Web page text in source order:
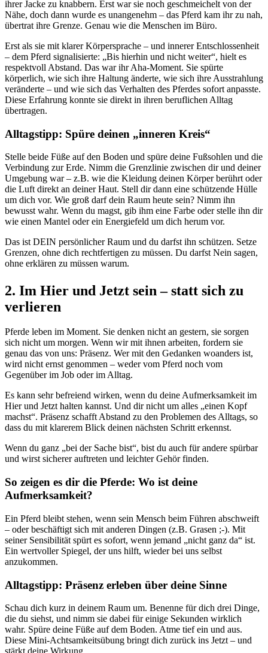
ihrer Jacke zu knabbern. Erst war sie noch geschmeichelt von der
Nähe, doch dann wurde es unangenehm – das Pferd kam ihr zu nah,
übertrat ihre Grenze. Genau wie die Menschen im Büro.
Erst als sie mit klarer Körpersprache – und innerer Entschlossenheit
– dem Pferd signalisierte: „Bis hierhin und nicht weiter“, hielt es
respektvoll Abstand. Das war ihr Aha-Moment. Sie spürte
körperlich, wie sich ihre Haltung änderte, wie sich ihre Ausstrahlung
veränderte – und wie sich das Verhalten des Pferdes sofort anpasste.
Diese Erfahrung konnte sie direkt in ihren beruflichen Alltag
übertragen.
Alltagstipp: Spüre deinen „inneren Kreis“
Stelle beide Füße auf den Boden und spüre deine Fußsohlen und die
Verbindung zur Erde. Nimm die Grenzlinie zwischen dir und deiner
Umgebung war – z.B. wie die Kleidung deinen Körper berührt oder
die Luft direkt an deiner Haut. Stell dir dann eine schützende Hülle
um dich vor. Wie groß darf dein Raum heute sein? Nimm ihn
bewusst wahr. Wenn du magst, gib ihm eine Farbe oder stelle ihn dir
wie einen Mantel oder ein Energiefeld um dich herum vor.
Das ist DEIN persönlicher Raum und du darfst ihn schützen. Setze
Grenzen, ohne dich rechtfertigen zu müssen. Du darfst Nein sagen,
ohne erklären zu müssen warum.
2. Im Hier und Jetzt sein – statt sich zu
verlieren
Pferde leben im Moment. Sie denken nicht an gestern, sie sorgen
sich nicht um morgen. Wenn wir mit ihnen arbeiten, fordern sie
genau das von uns: Präsenz. Wer mit den Gedanken woanders ist,
wird nicht ernst genommen – weder vom Pferd noch vom
Gegenüber im Job oder im Alltag.
Es kann sehr befreiend wirken, wenn du deine Aufmerksamkeit im
Hier und Jetzt halten kannst. Und dir nicht um alles „einen Kopf
machst“. Präsenz schafft Abstand zu den Problemen des Alltags, so
dass du mit klarerem Blick deinen nächsten Schritt erkennst.
Wenn du ganz „bei der Sache bist“, bist du auch für andere spürbar
und wirst sicherer auftreten und leichter Gehör finden.
So zeigen es dir die Pferde: Wo ist deine
Aufmerksamkeit?
Ein Pferd bleibt stehen, wenn sein Mensch beim Führen abschweift
– oder beschäftigt sich mit anderen Dingen (z.B. Grasen ;-). Mit
seiner Sensibilität spürt es sofort, wenn jemand „nicht ganz da“ ist.
Ein wertvoller Spiegel, der uns hilft, wieder bei uns selbst
anzukommen.
Alltagstipp: Präsenz erleben über deine Sinne
Schau dich kurz in deinem Raum um. Benenne für dich drei Dinge,
die du siehst, und nimm sie dabei für einige Sekunden wirklich
wahr. Spüre deine Füße auf dem Boden. Atme tief ein und aus.
Diese Mini-Achtsamkeitsübung bringt dich zurück ins Jetzt – und